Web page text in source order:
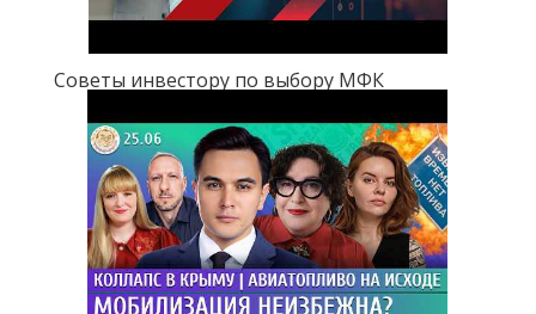
Советы инвестору по выбору МФК